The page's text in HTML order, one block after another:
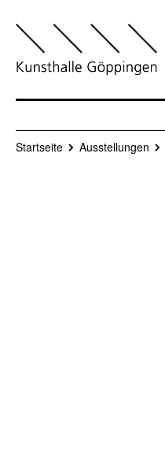
Startseite
Ausstellungen